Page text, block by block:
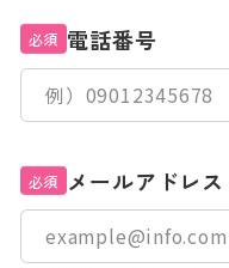
必須 電話番号
必須 メールアドレス